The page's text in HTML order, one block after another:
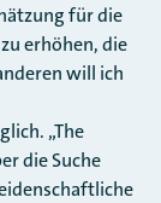
für die
erhöhen, die
will ich
„The
die Suche